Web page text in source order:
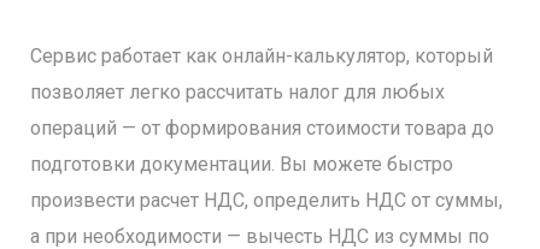
Сервис работает как онлайн-калькулятор, который
позволяет легко рассчитать налог для любых
операций — от формирования стоимости товара до
подготовки документации. Вы можете быстро
произвести расчет НДС, определить НДС от суммы,
а при необходимости — вычесть НДС из суммы по